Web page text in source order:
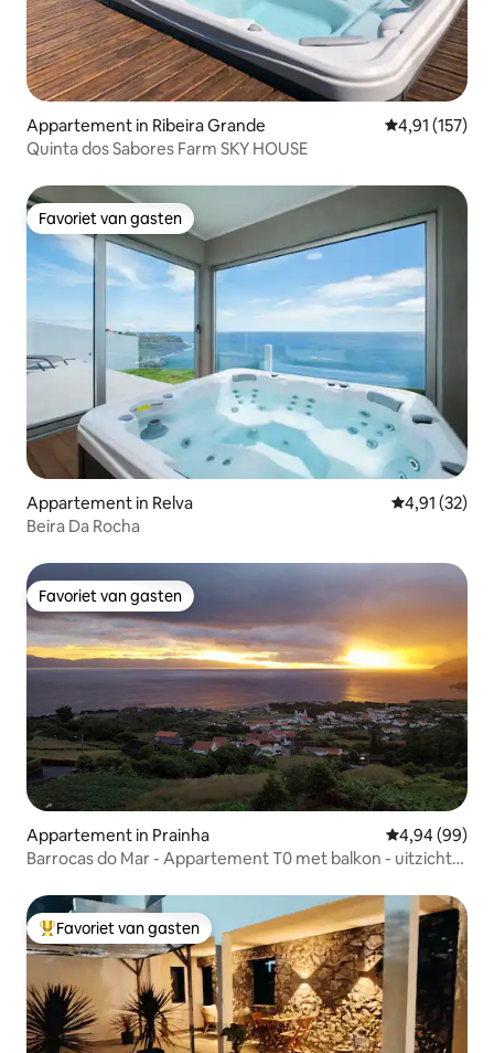
Appartement in Ribeira Grande Gemiddelde
4,91 (157)
Quinta dos Sabores Farm SKY HOUSE
Favoriet van gasten
Favoriet van gasten
Appartement in Relva Gemiddelde
4,91 (32)
Beira Da Rocha
Favoriet van gasten
Favoriet van gasten
Appartement in Prainha Gemiddelde
4,94 (99)
Barrocas do Mar - Appartement T0 met balkon - uitzicht
Topfavoriet van gasten
Favoriet van gasten